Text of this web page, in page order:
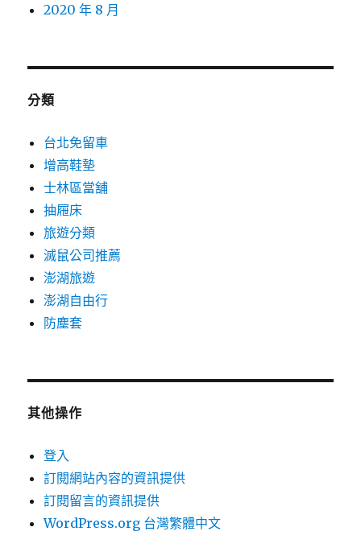
2020 年 8 月
分類
台北免留車
增高鞋墊
士林區當舖
抽屜床
旅遊分類
滅鼠公司推薦
澎湖旅遊
澎湖自由行
防塵套
其他操作
登入
訂閱網站內容的資訊提供
訂閱留言的資訊提供
WordPress.org 台灣繁體中文